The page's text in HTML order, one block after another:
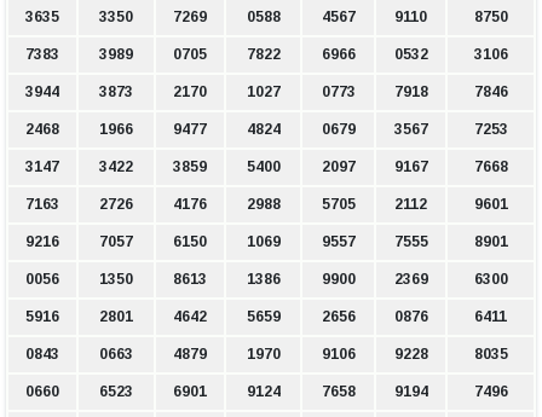
3635 3350 7269 0588 4567 9110 8750
7383 3989 0705 7822 6966 0532 3106
3944 3873 2170 1027 0773 7918 7846
2468 1966 9477 4824 0679 3567 7253
3147 3422 3859 5400 2097 9167 7668
7163 2726 4176 2988 5705 2112 9601
9216 7057 6150 1069 9557 7555 8901
0056 1350 8613 1386 9900 2369 6300
5916 2801 4642 5659 2656 0876 6411
0843 0663 4879 1970 9106 9228 8035
0660 6523 6901 9124 7658 9194 7496